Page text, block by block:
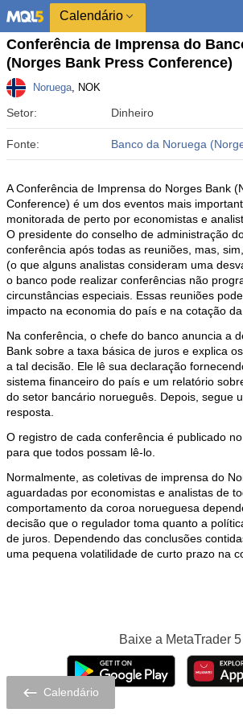
Calendário
Conferência de Imprensa do
(Norges Bank Press Conference)
Noruega, NOK
Setor: Dinheiro
Fonte: Banco da Noruega
A Conferência de Imprensa do Norges Bank
Conference) é um dos eventos mais
monitorada de perto por economistas e
O presidente do conselho de administração
conferência após todas as reuniões, mas,
(o que alguns analistas consideram uma
o banco pode realizar conferências não
circunstâncias especiais. Essas reuniões
impacto na economia do país e na cotação
Na conferência, o chefe do banco anuncia a
Bank sobre a taxa básica de juros e explica
a tal decisão. Ele lê sua declaração
sistema financeiro do país e um relatório
do setor bancário norueguês. Depois, segue
resposta.
O registro de cada conferência é publicado
para que todos possam lê-lo.
Normalmente, as coletivas de imprensa do
aguardadas por economistas e analistas de
comportamento da coroa norueguesa
decisão que o regulador toma quanto a
de juros. Dependendo das conclusões
uma pequena volatilidade de curto prazo na
Calendário
Baixe a MetaTrader 5